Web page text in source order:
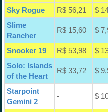
Sky Rogue R$ 56,21 $
Slime
Rancher
R$ 15,60 $
Snooker 19 R$ 53,98 $
Solo: Islands
of the Heart
R$ 33,72 $
Starpoint
Gemini 2
- $